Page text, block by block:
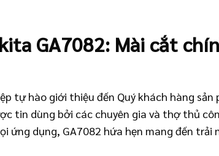
GA7082: Mài cắt
tự hào giới thiệu đến Quý khách hàng sản
tin dùng bởi các chuyên gia và thợ thủ
ứng dụng, GA7082 hứa hẹn mang đến trải